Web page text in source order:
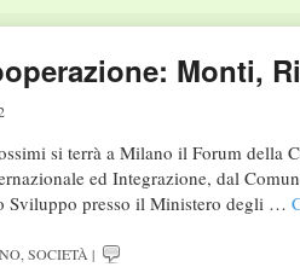
Monti,
si terrà a Milano il Forum della
ed Integrazione, dal
Sviluppo presso il Ministero degli …
,SOCIETÀ |